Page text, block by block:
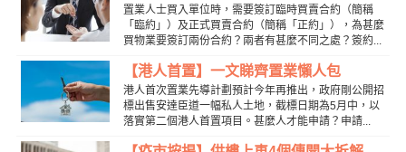
置業人士買入單位時，需要簽訂臨時買賣合約（簡稱
「臨約」）及正式買賣合約（簡稱「正約」），為甚麼
買物業要簽訂兩份合約？兩者有甚麼不同之處？簽約...
【港人首置】一文睇齊置業懶人包
港人首次置業先導計劃預計今年再推出，政府剛公開招
標出售安達臣道一幅私人土地，截標日期為5月中，以
落實第二個港人首置項目。甚麼人才能申請？申請...